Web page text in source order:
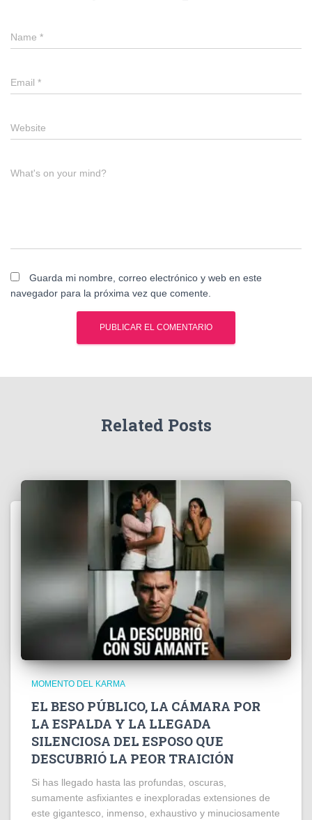
Name *
Email *
Website
What's on your mind?
Guarda mi nombre, correo electrónico y web en este
navegador para la próxima vez que comente.
Related Posts
MOMENTO DEL KARMA
EL BESO PÚBLICO, LA CÁMARA POR
LA ESPALDA Y LA LLEGADA
SILENCIOSA DEL ESPOSO QUE
DESCUBRIÓ LA PEOR TRAICIÓN
Si has llegado hasta las profundas, oscuras,
sumamente asfixiantes e inexploradas extensiones de
este gigantesco, inmenso, exhaustivo y minuciosamente